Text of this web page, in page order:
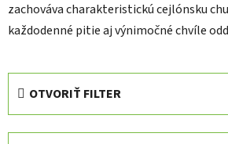
zachováva charakteristickú cejlónsku
každodenné pitie aj výnimočné chvíle
OTVORIŤ FILTER